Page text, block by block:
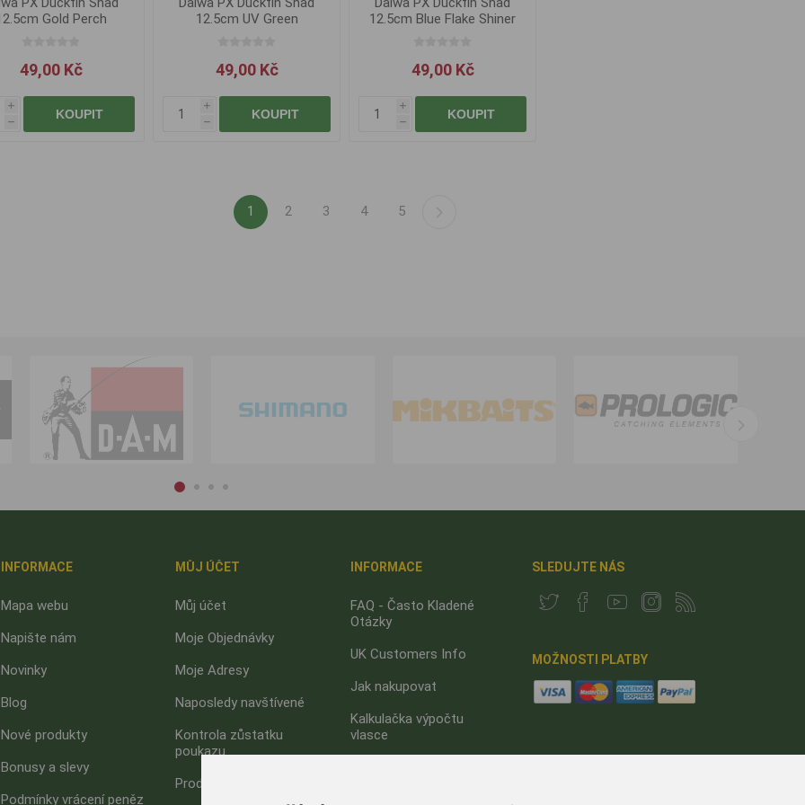
Gold Perch
49,00 Kč
i
h
KOUPIT
12.5cm UV Green
49,00 Kč
i
h
KOUPIT
12.5cm Blue Flake Shiner
49,00 Kč
i
h
KOUPIT
1 2 3 4 5
INFORMACE
Mapa webu
Napište nám
Novinky
Blog
Nové produkty
Bonusy a slevy
Podmínky vrácení peněz
MŮJ ÚČET
Můj účet
Moje Objednávky
Moje Adresy
Naposledy navštívené
Kontrola zůstatku
poukazu
Produkty k porovnání
INFORMACE
FAQ - Často Kladené
Otázky
UK Customers Info
Jak nakupovat
Kalkulačka výpočtu
vlasce
SLEDUJTE NÁS
MOŽNOSTI PLATBY